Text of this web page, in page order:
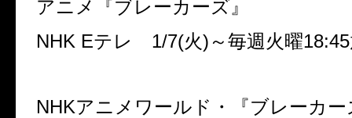
アニメ『ブレーカーズ』
NHK Eテレ 1/7(火) ～毎週火曜18:45
NHKアニメワールド・『ブレーカー